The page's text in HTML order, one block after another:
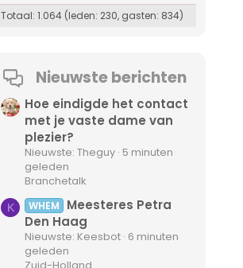
Totaal: 1.064 (leden: 230, gasten: 834)
Nieuwste berichten
Hoe eindigde het contact
met je vaste dame van
plezier?
Nieuwste: Theguy 5 minuten
geleden
Branchetalk
K WHEM
Meesteres Petra
Den Haag
Nieuwste: Keesbot 6 minuten
geleden
Zuid-Holland